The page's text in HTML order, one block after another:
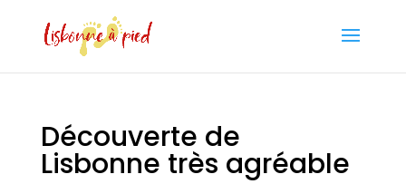
Découverte de
Lisbonne très agréable